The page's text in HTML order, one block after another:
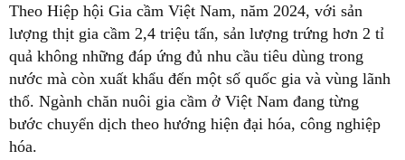
Theo Hiệp hội Gia cầm Việt Nam, năm 2024, với sản
lượng thịt gia cầm 2,4 triệu tấn, sản lượng trứng hơn 2 tỉ
quả không những đáp ứng đủ nhu cầu tiêu dùng trong
nước mà còn xuất khẩu đến một số quốc gia và vùng lãnh
thổ. Ngành chăn nuôi gia cầm ở Việt Nam đang từng
bước chuyển dịch theo hướng hiện đại hóa, công nghiệp
hóa.